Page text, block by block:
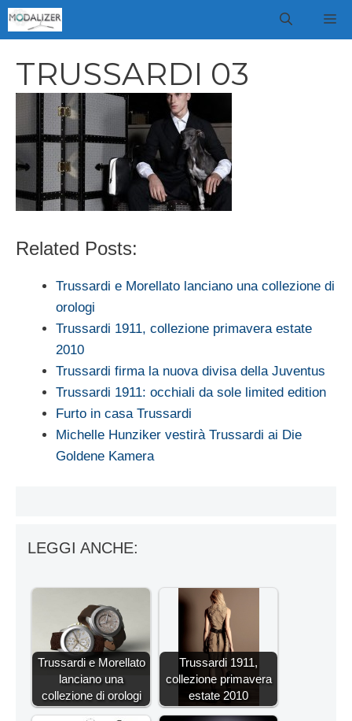
Vai
al
TRUSSARDI 03
Related Posts:
Trussardi e Morellato lanciano una collezione di
orologi
Trussardi 1911, collezione primavera estate
2010
Trussardi firma la nuova divisa della Juventus
Trussardi 1911: occhiali da sole limited edition
Furto in casa Trussardi
Michelle Hunziker vestirà Trussardi ai Die
Goldene Kamera
LEGGI ANCHE:
Trussardi e Morellato
lanciano una
collezione di orologi
Trussardi 1911,
collezione primavera
estate 2010